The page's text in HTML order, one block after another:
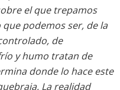
el que trepamos
podemos ser, de la
de
y humo tratan de
donde lo hace este
La realidad